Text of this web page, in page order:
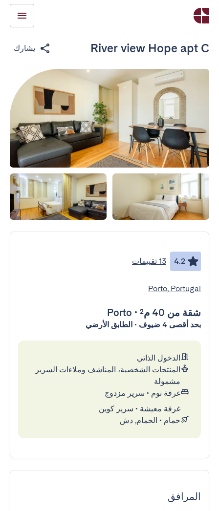
River view Hope apt C يشارك
4.2 13 تقييمات
Porto, Portugal
شقة من 40 م² •
Porto
بحد أقصى 4 ضيوف • الطابق الأرضي
الدخول الذاتي
المنتجات الشخصية، المناشف وملاءات السرير
مشمولة
غرفة نوم • سرير مزدوج
غرفة معيشة • سرير كوين
حمام • الحمام, دش
المرافق